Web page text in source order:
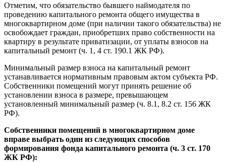
Отметим, что обязательство бывшего наймодателя по
проведению капитального ремонта общего имущества в
многоквартирном доме (при наличии такого обязательства) не
освобождает граждан, приобретших право собственности на
квартиру в результате приватизации, от уплаты взносов на
капитальный ремонт (ч. 1, 4 ст. 190.1 ЖК РФ).
Минимальный размер взноса на капитальный ремонт
устанавливается нормативным правовым актом субъекта РФ.
Собственники помещений могут принять решение об
установлении взноса в размере, превышающем
установленный минимальный размер (ч. 8.1, 8.2 ст. 156 ЖК
РФ).
Собственники помещений в многоквартирном доме
вправе выбрать один из следующих способов
формирования фонда капитального ремонта (ч. 3 ст. 170
ЖК РФ):